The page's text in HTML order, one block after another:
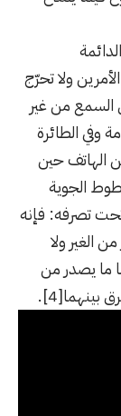
ولا تحرّج
السمع من غير
وفي الطائرة
الهاتف حين
الجوية
تصرفه: فإنه
الغير ولا
ما يصدر من
بينهما[4]
.